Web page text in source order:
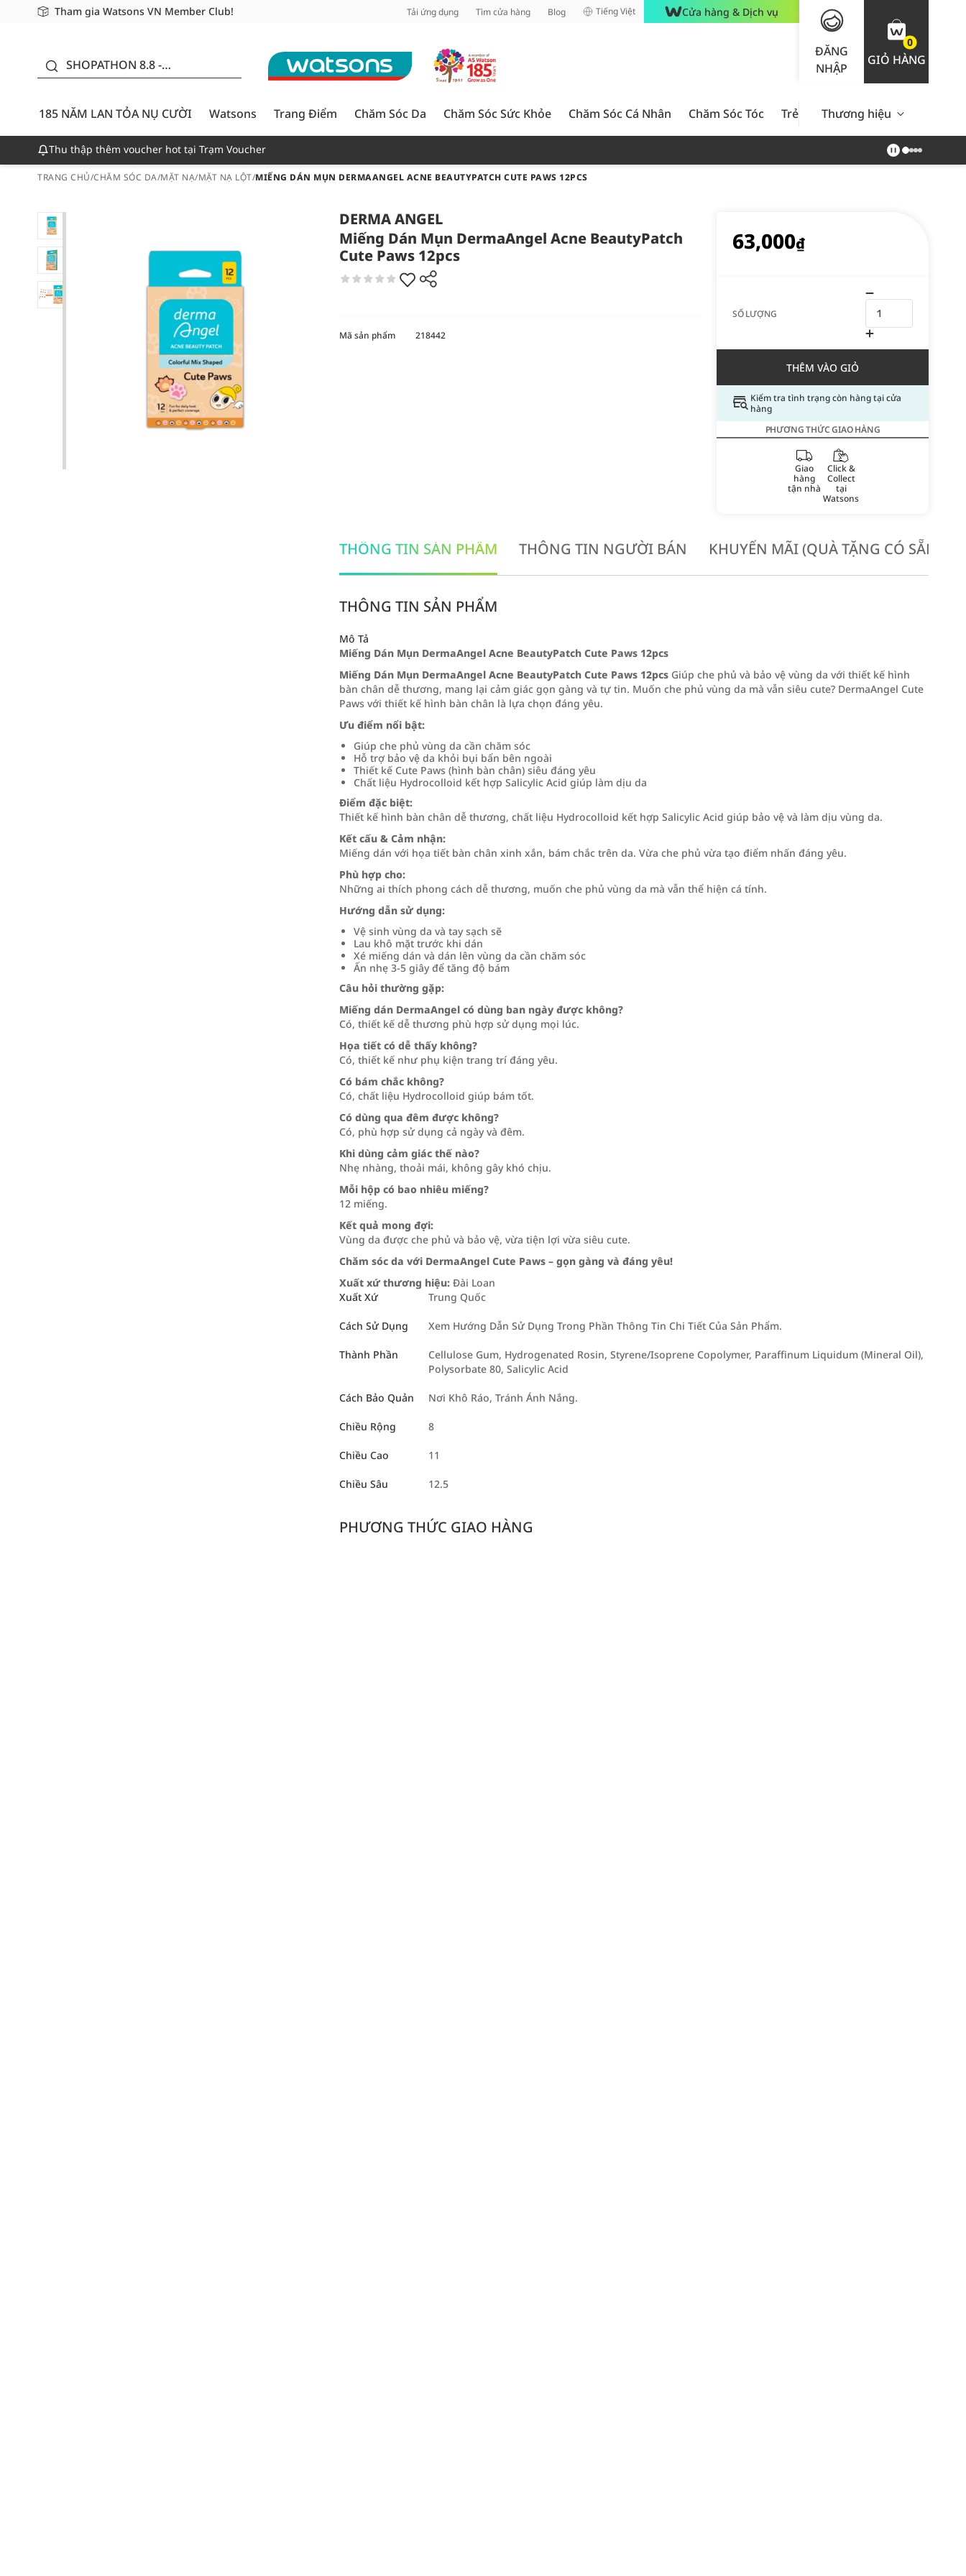
Tham gia Watsons VN Member Club!
Miễn phí giao hàng cho đơn hàng từ 249,000Đ
Giao hàng nhanh 24h - Áp dụng khu vực TP. Hồ Chí Minh Tải ứng dụng Tìm cửa hàng Blog Tiếng Việt Cửa hàng & Dịch vụ
ĐĂNG
NHẬP
0
GIỎ HÀNG
SHOPATHON 8.8 -
CƯỜI - GIẢM ĐẾN
50%
185 NĂM LAN TỎA NỤ CƯỜI
Watsons Trang Điểm Chăm Sóc Da Chăm Sóc Sức Khỏe Chăm Sóc Cá Nhân Chăm Sóc Tóc Trẻ Em Nam Giới Chăm Sóc
Thương hiệu
Thu thập thêm voucher hot tại Trạm Voucher
TRANG CHỦ/CHĂM SÓC DA/MẶT NẠ/MẶT NẠ LỘT/MIẾNG DÁN MỤN DERMAANGEL ACNE BEAUTYPATCH CUTE PAWS 12PCS
DERMA ANGEL
Miếng Dán Mụn DermaAngel Acne BeautyPatch
Cute Paws 12pcs
63,000₫
SỐ LƯỢNG
THÊM VÀO GIỎ
Kiểm tra tình trạng còn hàng tại cửa
hàng
PHƯƠNG THỨC GIAO HÀNG
Giao
hàng
tận nhà
Click &
Collect
tại
Watsons
Mã sản phẩm 218442
THÔNG TIN SẢN PHẨM THÔNG TIN NGƯỜI BÁN KHUYẾN MÃI (QUÀ TẶNG CÓ SẴN
THÔNG TIN SẢN PHẨM
Mô Tả
Miếng Dán Mụn DermaAngel Acne BeautyPatch Cute Paws 12pcs
Miếng Dán Mụn DermaAngel Acne BeautyPatch Cute Paws 12pcs Giúp che phủ và bảo vệ vùng da với thiết kế hình
bàn chân dễ thương, mang lại cảm giác gọn gàng và tự tin. Muốn che phủ vùng da mà vẫn siêu cute? DermaAngel Cute
Paws với thiết kế hình bàn chân là lựa chọn đáng yêu.
Ưu điểm nổi bật:
Giúp che phủ vùng da cần chăm sóc
Hỗ trợ bảo vệ da khỏi bụi bẩn bên ngoài
Thiết kế Cute Paws (hình bàn chân) siêu đáng yêu
Chất liệu Hydrocolloid kết hợp Salicylic Acid giúp làm dịu da
Điểm đặc biệt:
Thiết kế hình bàn chân dễ thương, chất liệu Hydrocolloid kết hợp Salicylic Acid giúp bảo vệ và làm dịu vùng da.
Kết cấu & Cảm nhận:
Miếng dán với họa tiết bàn chân xinh xắn, bám chắc trên da. Vừa che phủ vừa tạo điểm nhấn đáng yêu.
Phù hợp cho:
Những ai thích phong cách dễ thương, muốn che phủ vùng da mà vẫn thể hiện cá tính.
Hướng dẫn sử dụng:
Vệ sinh vùng da và tay sạch sẽ
Lau khô mặt trước khi dán
Xé miếng dán và dán lên vùng da cần chăm sóc
Ấn nhẹ 3-5 giây để tăng độ bám
Câu hỏi thường gặp:
Miếng dán DermaAngel có dùng ban ngày được không?
Có, thiết kế dễ thương phù hợp sử dụng mọi lúc.
Họa tiết có dễ thấy không?
Có, thiết kế như phụ kiện trang trí đáng yêu.
Có bám chắc không?
Có, chất liệu Hydrocolloid giúp bám tốt.
Có dùng qua đêm được không?
Có, phù hợp sử dụng cả ngày và đêm.
Khi dùng cảm giác thế nào?
Nhẹ nhàng, thoải mái, không gây khó chịu.
Mỗi hộp có bao nhiêu miếng?
12 miếng.
Kết quả mong đợi:
Vùng da được che phủ và bảo vệ, vừa tiện lợi vừa siêu cute.
Chăm sóc da với DermaAngel Cute Paws – gọn gàng và đáng yêu!
Xuất xứ thương hiệu: Đài Loan
Xuất Xứ
Trung Quốc
Cách Sử Dụng Xem Hướng Dẫn Sử Dụng Trong Phần Thông Tin Chi Tiết Của Sản Phẩm.
Thành Phần
Cellulose Gum, Hydrogenated Rosin, Styrene/Isoprene Copolymer, Paraffinum Liquidum (Mineral Oil),
Polysorbate 80, Salicylic Acid
Cách Bảo Quản Nơi Khô Ráo, Tránh Ánh Nắng.
Chiều Rộng 8
Chiều Cao 11
Chiều Sâu 12.5
PHƯƠNG THỨC GIAO HÀNG